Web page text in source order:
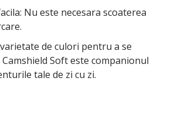
Nu este necesara scoaterea
de culori pentru a se
Soft este companionul
tale de zi cu zi.